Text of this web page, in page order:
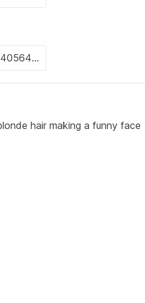
hair making a funny face